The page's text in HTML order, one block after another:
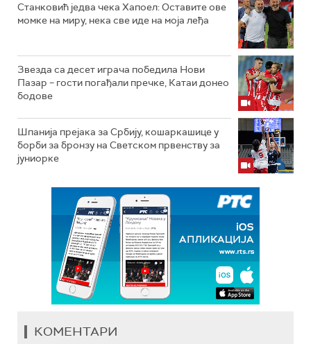
Станковић једва чека Хапоел: Оставите ове
момке на миру, нека све иде на моја леђа
Звезда са десет играча победила Нови
Пазар – гости погађали пречке, Катаи донео
бодове
Шпанија прејакa за Србију, кошаркашице у
борби за бронзу на Светском првенству за
јуниорке
КОМЕНТАРИ